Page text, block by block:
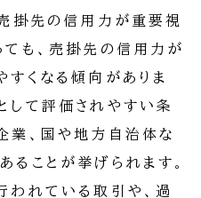
掛先の信用力が重要視
ても、売掛先の信用力が
すくなる傾向がありま
して評価されやすい条
業、国や地方自治体な
ことが挙げられます。
われている取引や、過